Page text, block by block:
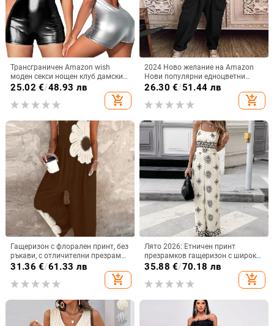
Трансграничен Amazon wish
моден секси нощен клуб дамски
гащеризон с висока талия и без
гръб, дълбоко V-образно лого,
горещо момиче
25.02 €/48.93 лв
add_shopping_cart
2024 Ново желание на Amazon
Нови популярни едноцветни
ежедневни панталони с каишка,
26.30 €/51.44 лв
add_shopping_cart
Гащеризон с флорален принт, без
ръкави, с отличителни презрамки
на гърба, свободен силует, прави
31.36 €/61.33 лв
add_shopping_cart
Лято 2026: Етничен принт
презрамков гащеризон с широки
крачоли, без ръкави, висока
35.88 €/70.18 лв
add_shopping_cart